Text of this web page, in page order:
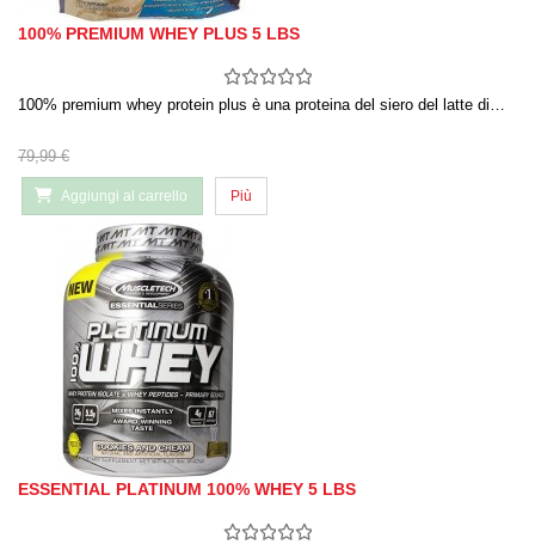
100% PREMIUM WHEY PLUS 5 LBS
100% premium whey protein plus è una proteina del siero del latte di…
79,99 €
Aggiungi al carrello Più
ESSENTIAL PLATINUM 100% WHEY 5 LBS